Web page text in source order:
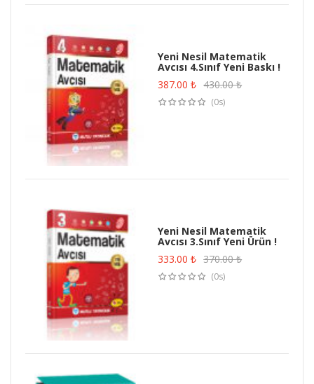
Yeni Nesil Matematik
Avcısı 4.Sınıf Yeni Baskı !
387.00₺ 430.00₺
(0s)
Yeni Nesil Matematik
Avcısı 3.Sınıf Yeni Ürün !
333.00₺ 370.00₺
(0s)